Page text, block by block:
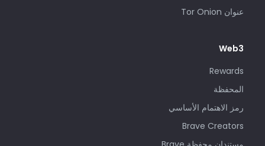
عنوان Tor Onion
Web3
Rewards
المحفظة
رمز الاهتمام الأساسي
Brave Creators